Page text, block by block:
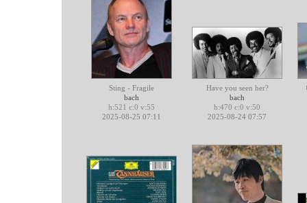
Sting - Fragile
bach
h:521 c:0 v:55
2025-08-25 07:11
Have you seen her?
bach
h:470 c:0 v:50
2025-08-24 07:57